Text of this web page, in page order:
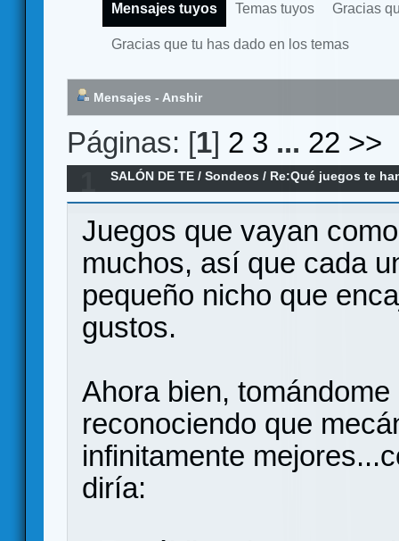
Mensajes tuyos Temas tuyos Gracias
Gracias que tu has dado en los temas
Mensajes - Anshir
Páginas: [1] 2 3 ... 22 >>
SALÓN DE TE /Sondeos / Re:Qué juegos te
experiencia de juego?
Juegos que vayan
muchos, así que cada
pequeño nicho que
gustos.
Ahora bien,
reconociendo que
infinitamente
diría: